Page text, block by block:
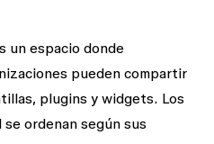
un espacio donde
pueden compartir
plugins y widgets. Los
ordenan según sus